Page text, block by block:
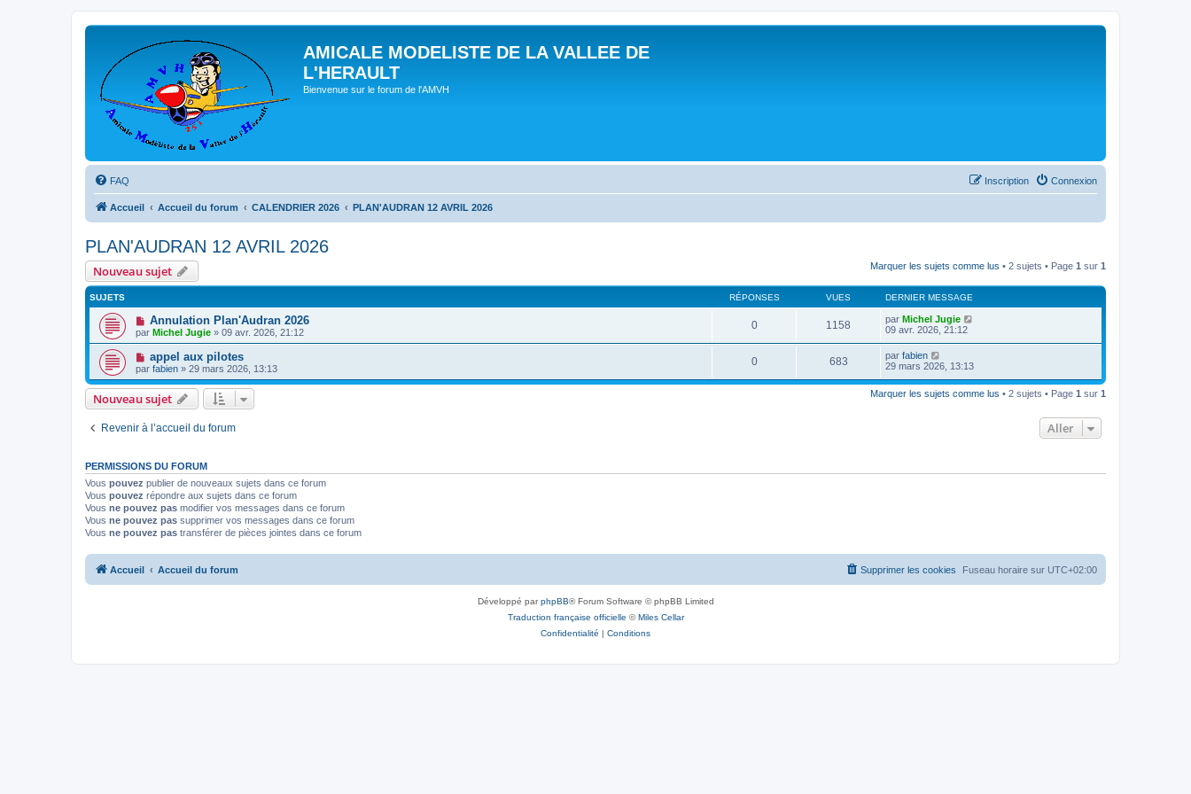
AMICALE MODELISTE DE LA VALLEE DE
L'HERAULT
Bienvenue sur le forum de l'AMVH
FAQ Connexion
Inscription
Accueil Accueil du forum CALENDRIER 2026 PLAN'AUDRAN 12 AVRIL 2026
PLAN'AUDRAN 12 AVRIL 2026
Nouveau sujet Marquer les sujets comme lus • 2 sujets • Page 1 sur 1
SUJETS RÉPONSES VUES DERNIER MESSAGE
Annulation Plan'Audran 2026
par Michel Jugie » 09 avr. 2026, 21:12
0 1158 par Michel Jugie
09 avr. 2026, 21:12
appel aux pilotes
par fabien » 29 mars 2026, 13:13
0 683 par fabien
29 mars 2026, 13:13
Nouveau sujet Marquer les sujets comme lus • 2 sujets • Page 1 sur 1
Revenir à l’accueil du forum Aller
PERMISSIONS DU FORUM
Vous pouvez publier de nouveaux sujets dans ce forum
Vous pouvez répondre aux sujets dans ce forum
Vous ne pouvez pas modifier vos messages dans ce forum
Vous ne pouvez pas supprimer vos messages dans ce forum
Vous ne pouvez pas transférer de pièces jointes dans ce forum
Accueil Accueil du forum Fuseau horaire sur UTC+02:00
Supprimer les cookies
Développé parphpBB® Forum Software © phpBB Limited
Traduction française officielle ©Miles Cellar
Confidentialité | Conditions